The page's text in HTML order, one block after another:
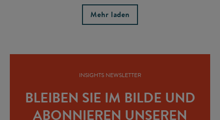
Mehr laden
INSIGHTS NEWSLETTER
BLEIBEN SIE IM BILDE UND
ABONNIEREN UNSEREN